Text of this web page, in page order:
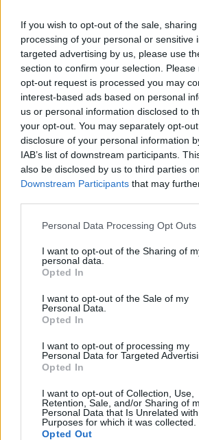
If you wish to opt-out of the sale,
processing of your personal or sensitive
targeted advertising by us, please use
section to confirm your selection.
opt-out request is processed you may
interest-based ads based on personal
us or personal information disclosed to
your opt-out. You may separately opt-
disclosure of your personal information
IAB’s list of downstream participants.
also be disclosed by us to third parties
Downstream Participants that may
Personal Data Processing Opt Outs
I want to opt-out of the Sharing of
personal data.
Opted In
I want to opt-out of the Sale of my
Personal Data.
Opted In
I want to opt-out of processing my
Personal Data for Targeted
Opted In
I want to opt-out of Collection, Use,
Retention, Sale, and/or Sharing of
Personal Data that Is Unrelated
Purposes for which it was collected.
Opted Out
αντιμετωπίζουν υπερφόρτωση
τον Matt Jacoby, λύσεις υπάρχο
Μουσική
Η Anna von Hausswolff στο
Athens 2026 για μια
και ομορφιάς
21.05.26
Με αφορμή την εμφάνισή της στο
εξερευνούμε τον σκοτεινό και
von Hausswolff, από το "Dead Magic"
της gothic art-pop σύμπαν.